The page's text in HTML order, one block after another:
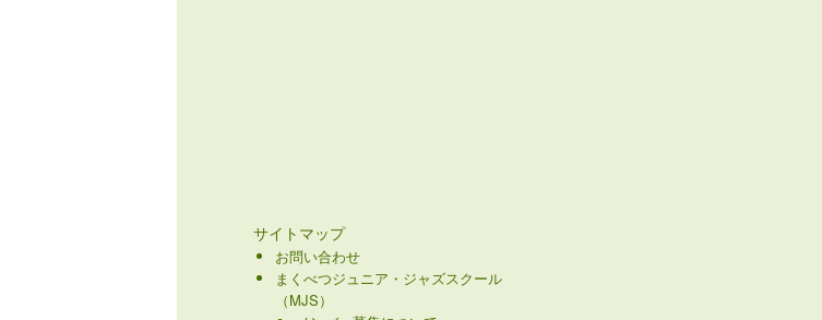
サイトマップ
お問い合わせ
まくべつジュニア・ジャズスクール
（MJS）